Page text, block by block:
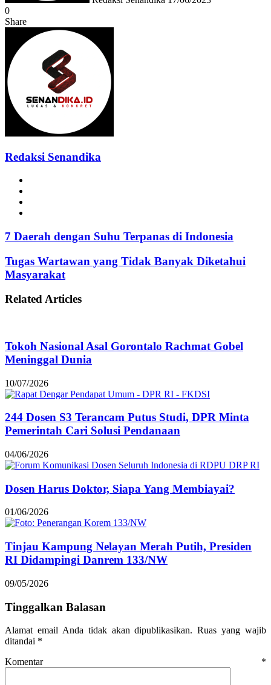
0
Share
Facebook
Messenger
Messenger
WhatsApp
Telegram
Redaksi Senandika
7 Daerah dengan Suhu Terpanas di Indonesia
Tugas Wartawan yang Tidak Banyak Diketahui
Masyarakat
Related Articles
Tokoh Nasional Asal Gorontalo Rachmat Gobel
Meninggal Dunia
10/07/2026
244 Dosen S3 Terancam Putus Studi, DPR Minta
Pemerintah Cari Solusi Pendanaan
04/06/2026
Dosen Harus Doktor, Siapa Yang Membiayai?
01/06/2026
Tinjau Kampung Nelayan Merah Putih, Presiden
RI Didampingi Danrem 133/NW
09/05/2026
Tinggalkan Balasan
Alamat email Anda tidak akan dipublikasikan. Ruas yang wajib
ditandai *
Komentar *